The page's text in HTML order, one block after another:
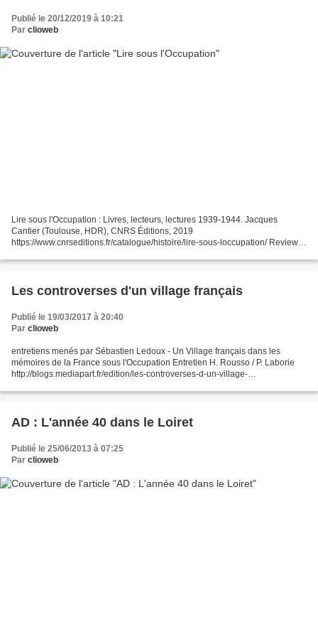
Publié le 20/12/2019 à 10:21
Par clioweb
Lire sous l'Occupation : Livres, lecteurs, lectures 1939-1944. Jacques
Cantier (Toulouse, HDR), CNRS Éditions, 2019
https://www.cnrseditions.fr/catalogue/histoire/lire-sous-loccupation/ Review
france.net/vol19reviews/vol19no253holland.pdf...
Les controverses d'un village français
Publié le 19/03/2017 à 20:40
Par clioweb
entretiens menés par Sébastien Ledoux - Un Village français dans les
mémoires de la France sous l'Occupation Entretien H. Rousso / P. Laborie
http://blogs.mediapart.fr/edition/les-controverses-d-un-village-
sous-l-occ...
AD : L'année 40 dans le Loiret
Publié le 25/06/2013 à 07:25
Par clioweb